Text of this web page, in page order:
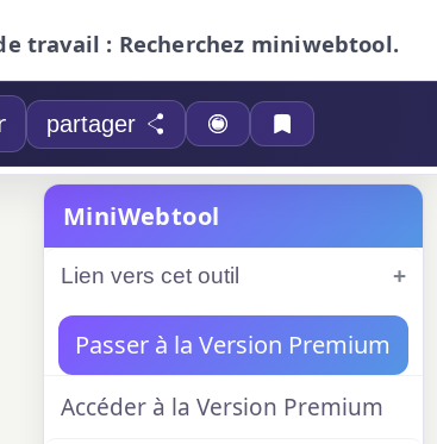
travail : Recherchez miniwebtool.
partager
MiniWebtool
Lien vers cet outil
Passer à la Version Premium
Accéder à la Version Premium